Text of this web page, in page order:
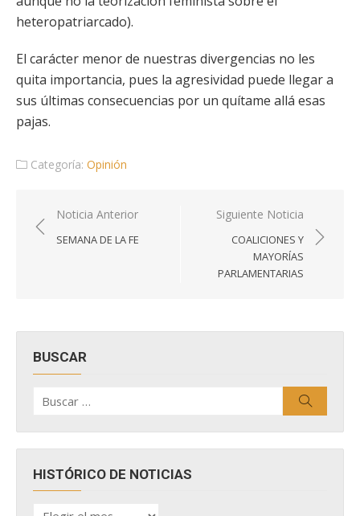
heteropatriarcado).
El carácter menor de nuestras divergencias no les
quita importancia, pues la agresividad puede llegar a
sus últimas consecuencias por un quítame allá esas
pajas.
Categoría: Opinión
Navegación
de
Noticia Anterior
SEMANA DE LA FE
Siguiente Noticia
COALICIONES Y
MAYORÍAS
PARLAMENTARIAS
BUSCAR
por:
HISTÓRICO DE NOTICIAS
HISTÓRICO